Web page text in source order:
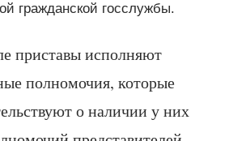
гражданской госслужбы.
приставы исполняют
полномочия, которые
о наличии у них